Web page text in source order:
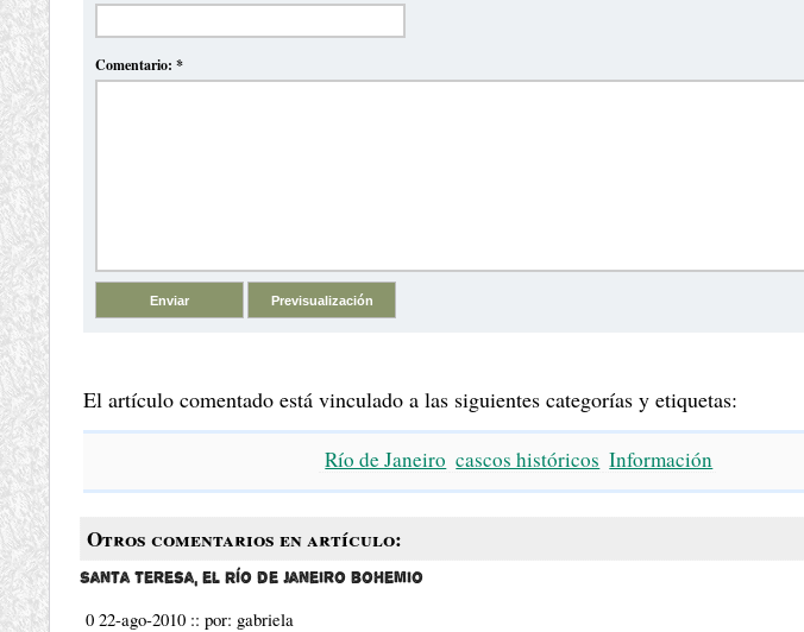
Comentario: *
El artículo comentado está vinculado a las siguientes categorías y etiquetas:
Río de Janeiro cascos históricos Información
Otros comentarios en artículo:
Santa Teresa, el Río de Janeiro bohemio
0 22-ago-2010 :: por: gabriela